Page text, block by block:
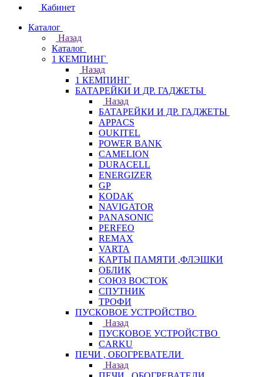
Кабинет
Каталог
Назад
Каталог
1 КЕМПИНГ
Назад
1 КЕМПИНГ
БАТАРЕЙКИ И ДР. ГАДЖЕТЫ
Назад
БАТАРЕЙКИ И ДР. ГАДЖЕТЫ
APPACS
OUKITEL
POWER BANK
CAMELION
DURACELL
ENERGIZER
GP
KODAK
NAVIGATOR
PANASONIC
PERFEO
REMAX
VARTA
КАРТЫ ПАМЯТИ ,ФЛЭШКИ
ОБЛИК
СОЮЗ ВОСТОК
СПУТНИК
ТРОФИ
ПУСКОВОЕ УСТРОЙСТВО
Назад
ПУСКОВОЕ УСТРОЙСТВО
CARKU
ПЕЧИ , ОБОГРЕВАТЕЛИ
Назад